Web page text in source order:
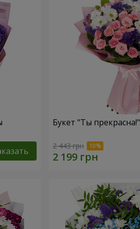
Букет "Ты прекрасна!"
2 443 грн